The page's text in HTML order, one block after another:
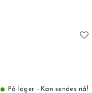
På lager - Kan sendes nå!